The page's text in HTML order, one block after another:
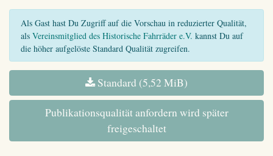
Als Gast hast Du Zugriff auf die Vorschau in reduzierter Qualität,
als Vereinsmitglied des Historische Fahrräder e.V. kannst Du auf
die höher aufgelöste Standard Qualität zugreifen.
Standard (5,52 MiB)
Publikationsqualität anfordern wird später
freigeschaltet